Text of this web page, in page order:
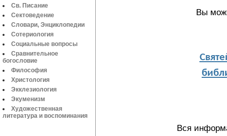
Св. Писание
Сектоведение
Словари, Энциклопедии
Сотериология
Социальные вопросы
Сравнительное
богословие
Философия
Христология
Экклезиология
Экуменизм
Художественная
литература и воспоминания
Вы
Вся